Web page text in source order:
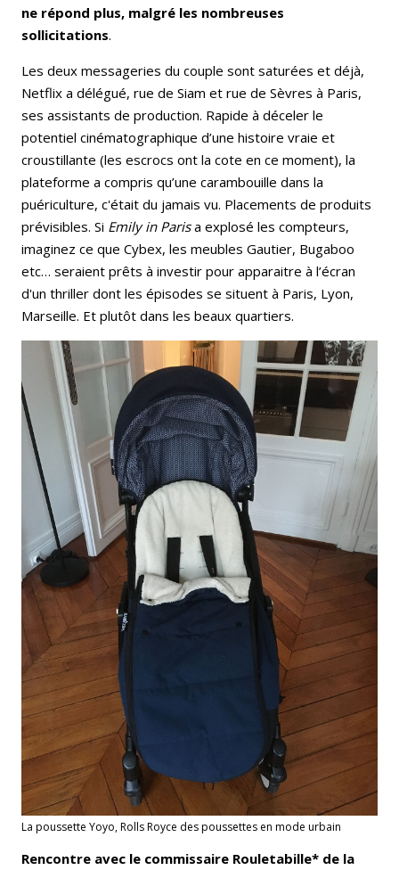
ne répond plus, malgré les nombreuses
sollicitations.
Les deux messageries du couple sont saturées et déjà,
Netflix a délégué, rue de Siam et rue de Sèvres à Paris,
ses assistants de production. Rapide à déceler le
potentiel cinématographique d’une histoire vraie et
croustillante (les escrocs ont la cote en ce moment), la
plateforme a compris qu’une carambouille dans la
puériculture, c'était du jamais vu. Placements de produits
prévisibles. Si Emily in Parisa explosé les compteurs,
imaginez ce que Cybex, les meubles Gautier, Bugaboo
etc… seraient prêts à investir pour apparaitre à l’écran
d'un thriller dont les épisodes se situent à Paris, Lyon,
Marseille. Et plutôt dans les beaux quartiers.
La poussette Yoyo, Rolls Royce des poussettes en mode urbain
Rencontre avec le commissaire Rouletabille* de la